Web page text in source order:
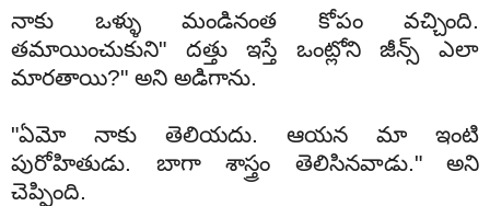
నాకు ఒళ్ళు మండినంత కోపం వచ్చింది.
తమాయించుకుని" దత్తు ఇస్తే ఒంట్లోని జీన్స్ ఎలా
మారతాయి?" అని అడిగాను.
"ఏమో నాకు తెలియదు. ఆయన మా ఇంటి
పురోహితుడు. బాగా శాస్త్రం తెలిసినవాడు." అని
చెప్పింది.